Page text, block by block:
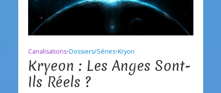
Canalisations•Dossiers/Séries•Kryon
Kryeon : Les Anges Sont-
Ils Réels ?